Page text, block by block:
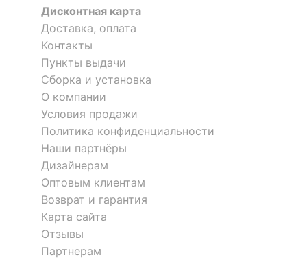
Материал фасада
Материал покрытия
фасада
Материал корпуса ?
Материал кромки
Тип поверхности
фасада
?
Тип поверхности
корпуса
?
КОМПЛЕКТАЦИЯ
Шкаф-купе Мебелеф-8
51 545 р.
Шкаф-купе Мебелайн-1
Дисконтная карта
Доставка, оплата
Контакты
Пункты выдачи
Сборка и установка
О компании
Условия продажи
Политика конфиденциальности
Наши партнёры
Дизайнерам
Оптовым клиентам
Возврат и гарантия
Карта сайта
Отзывы
Партнерам